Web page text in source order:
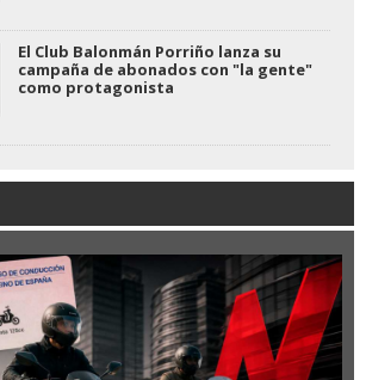
El Club Balonmán Porriño lanza su
campaña de abonados con "la gente"
como protagonista